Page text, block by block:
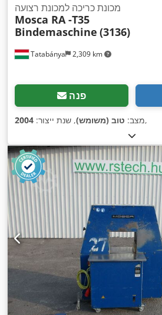
Tatabánya 2,309 km
מכונת כריכה למכונת רצועה
Mosca RA -T35
Bindemaschine (3136)
פנה
מצב: טוב (משומש), שנת ייצור: 2004 ,